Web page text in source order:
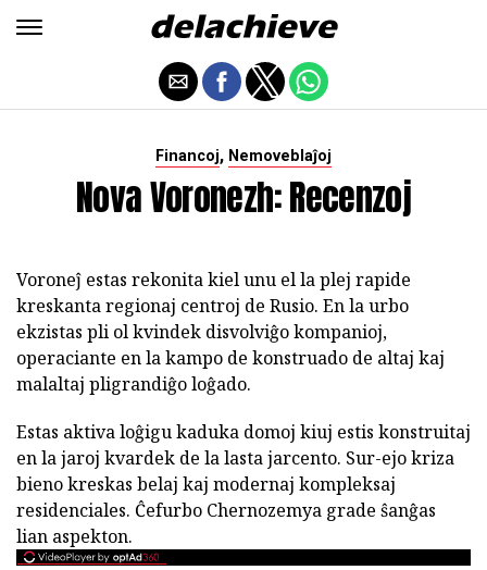
Financoj, Nemoveblaĵoj
Nova Voronezh: Recenzoj
Voroneĵ estas rekonita kiel unu el la plej rapide
kreskanta regionaj centroj de Rusio. En la urbo
ekzistas pli ol kvindek disvolviĝo kompanioj,
operaciante en la kampo de konstruado de altaj kaj
malaltaj pligrandiĝo loĝado.
Estas aktiva loĝigu kaduka domoj kiuj estis konstruitaj
en la jaroj kvardek de la lasta jarcento. Sur-ejo kriza
bieno kreskas belaj kaj modernaj kompleksaj
residenciales. Ĉefurbo Chernozemya grade ŝanĝas
lian aspekton.